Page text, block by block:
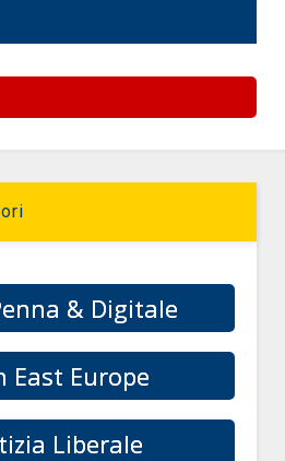
& Digitale
East Europe
Liberale